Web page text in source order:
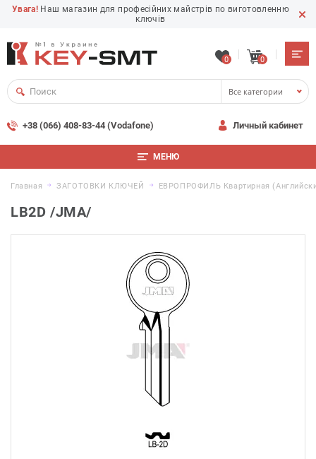
Увага! Наш магазин для професійних майстрів по виготовленню
ключів
0 0
Все категории
+38 (066) 408-83-44 (Vodafone) Личный кабинет
МЕНЮ
Главная ЗАГОТОВКИ КЛЮЧЕЙ ЕВРОПРОФИЛЬ Квартирная
LB2D /JMA/